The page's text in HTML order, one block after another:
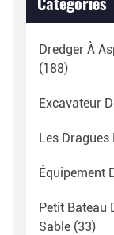
Dredger À
(188)
Excavateur
Les Dragues
Équipement
Petit Bateau
Sable (33)